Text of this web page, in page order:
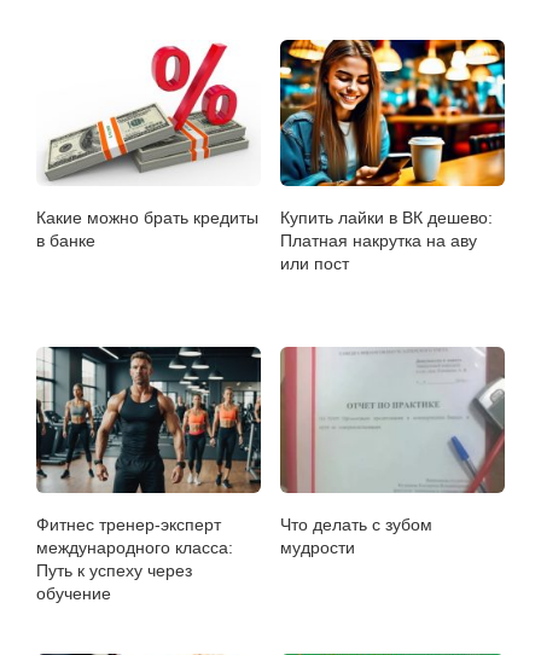
Какие можно брать кредиты
в банке
Купить лайки в ВК дешево:
Платная накрутка на аву
или пост
Фитнес тренер-эксперт
международного класса:
Путь к успеху через
обучение
Что делать с зубом
мудрости